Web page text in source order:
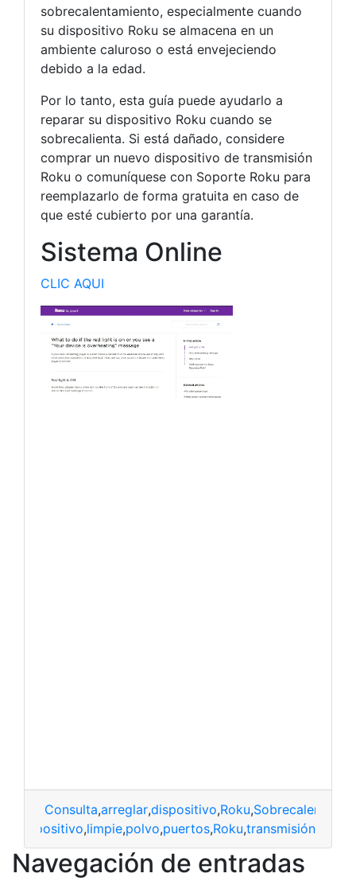
sobrecalentamiento, especialmente cuando
su dispositivo Roku se almacena en un
ambiente caluroso o está envejeciendo
debido a la edad.
Por lo tanto, esta guía puede ayudarlo a
reparar su dispositivo Roku cuando se
sobrecalienta. Si está dañado, considere
comprar un nuevo dispositivo de transmisión
Roku o comuníquese con Soporte Roku para
reemplazarlo de forma gratuita en caso de
que esté cubierto por una garantía.
Sistema Online
CLIC AQUI
Consulta,arreglar,dispositivo,Roku,Sobrecalentando
dispositivo,limpie,polvo,puertos,Roku,transmisión
Navegación de entradas